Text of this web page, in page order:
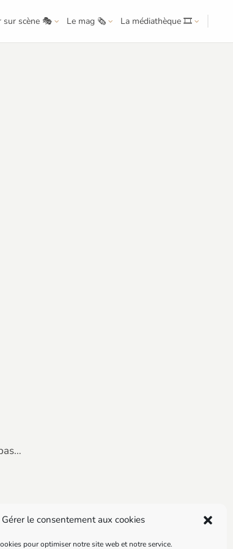
Gérer le consentement aux cookies
pour optimiser notre site web et notre service.
sur scène 🎭 Le mag 🗞️ La médiathèque 🎞️